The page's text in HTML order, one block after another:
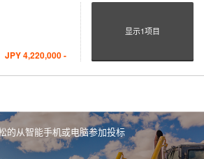
JPY4,220,000-
显示1项目
的从智能手机或电脑参加投标